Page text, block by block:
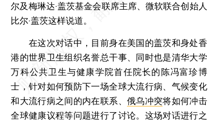
尔及梅琳达·盖茨基金会联席主席、微软联合创始人
比尔·盖茨这样说道。
在这次对话中，目前身在美国的盖茨和身处香
港的世界卫生组织名誉总干事、同时也是清华大学
万科公共卫生与健康学院首任院长的陈冯富珍博
士，针对如何预防下一场全球大流行病、气候变化
和大流行病之间的内在联系、 俄乌冲突将如何冲击
全球健康议程等问题进行了讨论。这场对话进行之